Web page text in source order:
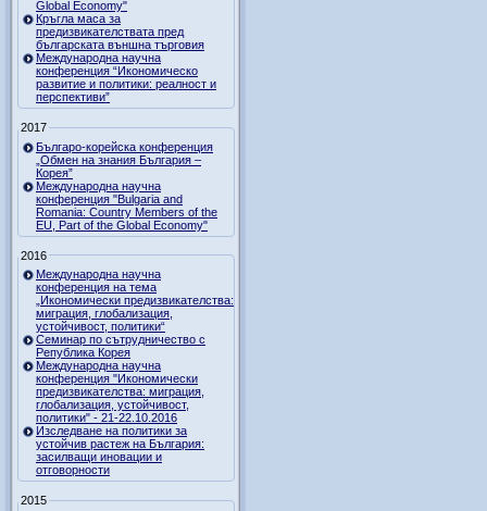
Global Economy"
Кръгла маса за
предизвикателствата пред
българската външна търговия
Международна научна
конференция “Икономическо
развитие и политики: реалност и
перспективи”
2017
Българо-корейска конференция
„Обмен на знания България –
Корея”
Международна научна
конференция "Bulgaria and
Romania: Country Members of the
EU, Part of the Global Economy"
2016
Международна научна
конференция на тема
„Икономически предизвикателства:
миграция, глобализация,
устойчивост, политики“
Семинар по сътрудничество с
Република Корея
Международна научна
конференция "Икономически
предизвикателства: миграция,
глобализация, устойчивост,
политики" - 21-22.10.2016
Изследване на политики за
устойчив растеж на България:
засилващи иновации и
отговорности
2015